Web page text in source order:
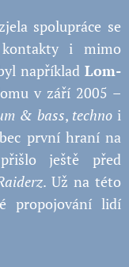
spolupráce se
i mimo
například Lom-
v září 2005 –
& bass, techno i
první hraní na
ještě před
. Už na této
propojování lidí